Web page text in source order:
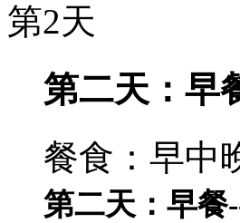
第2天
第二天：早
餐食：早中
第二天：早餐